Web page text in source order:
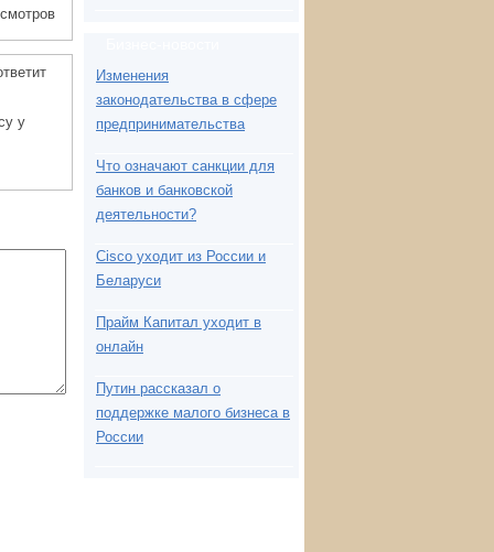
у
Изменения
законодательства в сфере
предпринимательства
Что означают санкции для
банков и банковской
деятельности?
Cisco уходит из России и
Беларуси
Прайм Капитал уходит в
онлайн
Путин рассказал о
поддержке малого бизнеса в
России